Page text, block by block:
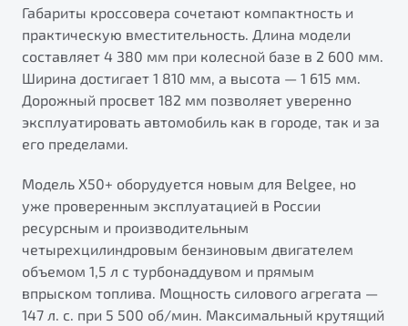
Универсальный кроссовер
от 2 499 990 ₽*
Обзор В наличии
Автомобили в наличии
Тест-драйв
Автокредит
Спецпредложения
"Помощь на дорогах"
Преимущества программы
Запись на сервис
Клиентская поддержка
Габариты кроссовера сочетают компактность и
практическую вместительность. Длина модели
составляет 4 380 мм при колесной базе в 2 600 мм.
Ширина достигает 1 810 мм, а высота — 1 615 мм.
Дорожный просвет 182 мм позволяет уверенно
эксплуатировать автомобиль как в городе, так и за
его пределами.
Модель X50+ оборудуется новым для Belgee, но
уже проверенным эксплуатацией в России
ресурсным и производительным
четырехцилиндровым бензиновым двигателем
объемом 1,5 л с турбонаддувом и прямым
впрыском топлива. Мощность силового агрегата —
147 л. с. при 5 500 об/мин. Максимальный крутящий